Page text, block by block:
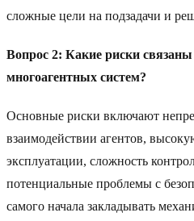
сложные цели на подзадачи и
Вопрос 2: Какие риски
многоагентных систем?
Основные риски включают
взаимодействии агентов,
эксплуатации, сложность
потенциальные проблемы с
самого начала закладывать